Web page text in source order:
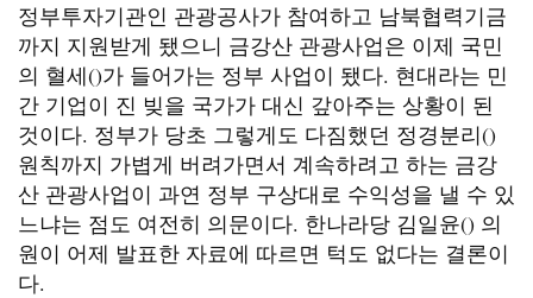
정부투자기관인 관광공사가 참여하고 남북협력기금
까지 지원받게 됐으니 금강산 관광사업은 이제 국민
의 혈세()가 들어가는 정부 사업이 됐다. 현대라는 민
간 기업이 진 빚을 국가가 대신 갚아주는 상황이 된
것이다. 정부가 당초 그렇게도 다짐했던 정경분리()
원칙까지 가볍게 버려가면서 계속하려고 하는 금강
산 관광사업이 과연 정부 구상대로 수익성을 낼 수 있
느냐는 점도 여전히 의문이다. 한나라당 김일윤() 의
원이 어제 발표한 자료에 따르면 턱도 없다는 결론이
다.